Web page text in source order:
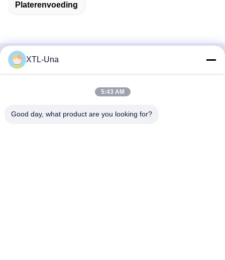
Platerenvoeding
Snel contact
Industrieoosten, Xindu, Chengdu-stad, de provincie van
XTL-Una
5:43 AM
Good day, what product are you looking for?